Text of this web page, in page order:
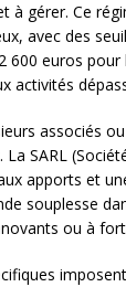
à gérer. Ce
avec des
600 euros pour
activités
associés
La SARL
apports et
souplesse
ou à